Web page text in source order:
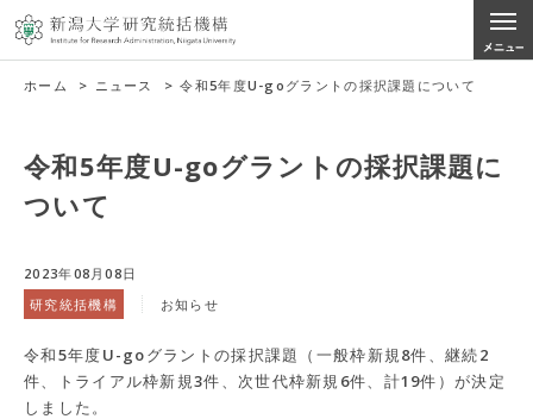
ホーム > ニュース > 令和5年度U-goグラントの採択課題について
令和5年度U-goグラントの採択課題に
ついて
2023年08月08日
研究統括機構
お知らせ
令和5年度U-goグラントの採択課題（一般枠新規8件、継続2
件、トライアル枠新規3件、次世代枠新規6件、計19件）が決定
しました。